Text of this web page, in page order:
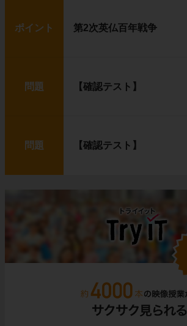
ポイント 第2次英仏百年戦争
問題 【確認テスト】
問題 【確認テスト】